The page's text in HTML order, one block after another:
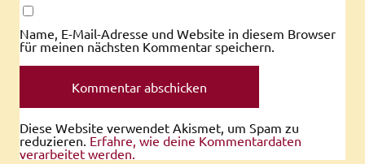
Name, E-Mail-Adresse und Website in diesem Browser
für meinen nächsten Kommentar speichern.
Diese Website verwendet Akismet, um Spam zu
reduzieren. Erfahre, wie deine Kommentardaten
verarbeitet werden.